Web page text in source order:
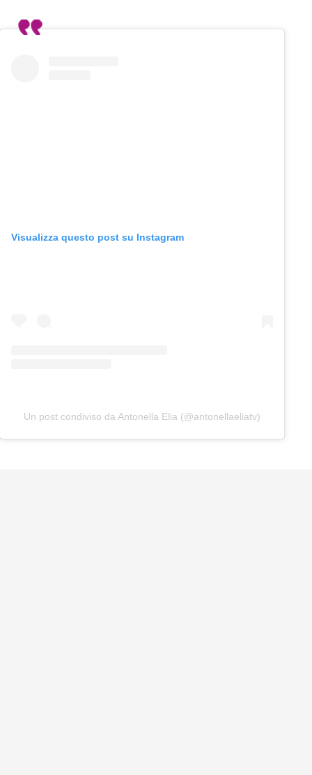
Visualizza questo post su Instagram
Un post condiviso da Antonella Elia (@antonellaeliatv)